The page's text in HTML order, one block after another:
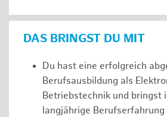
DAS BRINGST DU MIT
Du hast eine erfolgreich
Berufsausbildung als
Betriebstechnik und bringst
langjährige Berufserfahrung